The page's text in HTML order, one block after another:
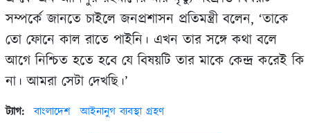
সম্পর্কে জানতে চাইলে জনপ্রশাসন প্রতিমন্ত্রী বলেন, ‌‘তাকে
তো ফোনে কাল রাতে পাইনি। এখন তার সঙ্গে কথা বলে
আগে নিশ্চিত হতে হবে যে বিষয়টি তার মাকে কেন্দ্র করেই কি
না। আমরা সেটা দেখছি।’
ট্যাগ: বাংলাদেশ আইনানুগ ব্যবস্থা গ্রহণ